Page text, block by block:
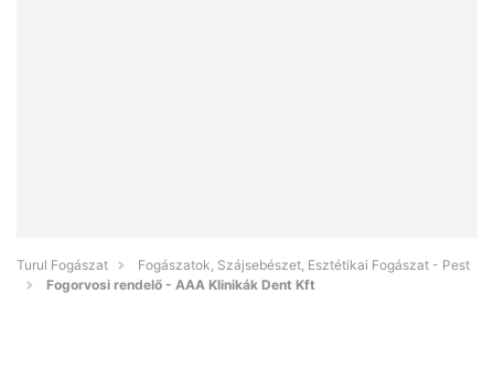
Turul Fogászat
Fogászatok, Szájsebészet, Esztétikai Fogászat - Pest
Fogorvosi rendelő - AAA Klinikák Dent Kft